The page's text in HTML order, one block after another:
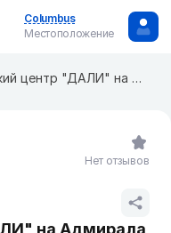
Columbus
Местоположение
Медицинский центр "ДАЛИ" на ​Адмирала Лазарева 23
на ​Адмирала
Нет отзывов